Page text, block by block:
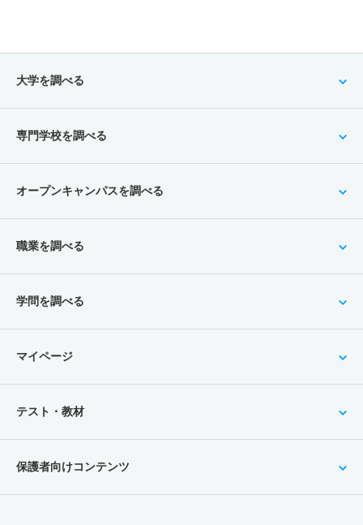
大学を調べる
専門学校を調べる
オープンキャンパスを調べる
職業を調べる
学問を調べる
マイページ
テスト・教材
保護者向けコンテンツ